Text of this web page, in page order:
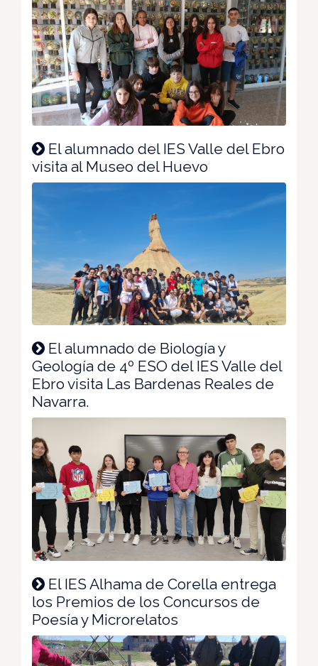
El alumnado del IES Valle del Ebro
visita al Museo del Huevo
El alumnado de Biología y
Geología de 4º ESO del IES Valle del
Ebro visita Las Bardenas Reales de
Navarra.
El IES Alhama de Corella entrega
los Premios de los Concursos de
Poesía y Microrelatos